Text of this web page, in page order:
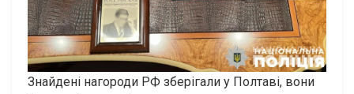
Знайдені нагороди РФ зберігали у Полтаві, вони